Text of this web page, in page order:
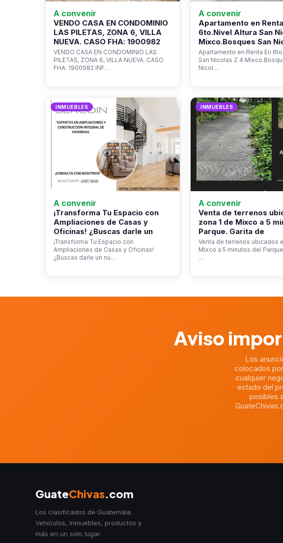
A convenir
VENDO CASA EN CONDOMINIO
LAS PILETAS, ZONA 6, VILLA
NUEVA. CASO FHA: 1900982
VENDO CASA EN CONDOMINIO LAS
PILETAS, ZONA 6, VILLA NUEVA. CASO
FHA: 1900982 INF…
A convenir
Apartamento en
6to.Nivel Altura San
Mixco.Bosques San
Apartamento en Renta En
San Nicolas Z.4
Nicol…
INMUEBLES
A convenir
¡Transforma Tu Espacio con
Ampliaciones de Casas y
Oficinas! ¿Buscas darle un
¡Transforma Tu Espacio con
Ampliaciones de Casas y Oficinas!
¿Buscas darle un nu…
INMUEBLES
A convenir
Venta de terrenos
zona 1 de Mixco a 5
Parque. Garita de
Venta de terrenos ubicados
Mixco a 5 minutos del
…
Aviso
Los
colocados
cualquier
estado del
posibles
GuateChivas.com
Los clasificados de Guatemala.
Vehículos, inmuebles, productos y
más en un solo lugar.